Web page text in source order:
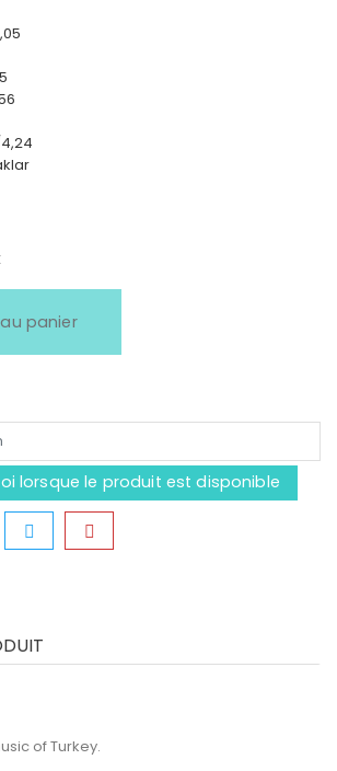
panier
lorsque le produit est disponible
of Turkey.